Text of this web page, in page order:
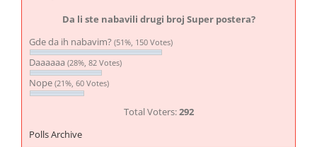
Da li ste nabavili drugi broj Super postera?
Gde da ih nabavim? (51%, 150 Votes)
Daaaaaa (28%, 82 Votes)
Nope (21%, 60 Votes)
Total Voters:292
Polls Archive